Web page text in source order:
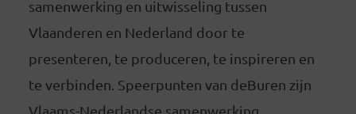
samenwerking en uitwisseling tussen
Vlaanderen en Nederland door te
presenteren, te produceren, te inspireren en
te verbinden. Speerpunten van deBuren zijn
Vlaams-Nederlandse samenwerking,